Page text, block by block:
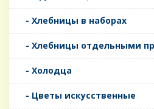
- Хлебницы в наборах
- Хлебницы отдельными
- Холодца
- Цветы искусственные